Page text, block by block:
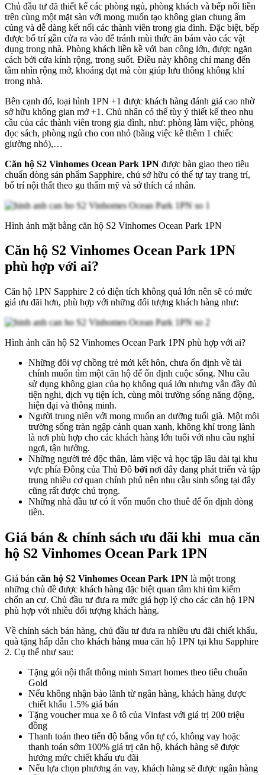
Chủ đầu tư đã thiết kế các phòng ngủ, phòng khách và bếp nối liền
trên cùng một mặt sàn với mong muốn tạo không gian chung ấm
cúng và dễ dàng kết nối các thành viên trong gia đình. Đặc biệt, bếp
được bố trí gần cửa ra vào để tránh mùi thức ăn bám vào các vật
dụng trong nhà. Phòng khách liền kề với ban công lớn, được ngăn
cách bởi cửa kính rộng, trong suốt. Điều này không chỉ mang đến
tầm nhìn rộng mở, khoáng đạt mà còn giúp lưu thông không khí
trong nhà.
Bên cạnh đó, loại hình 1PN +1 được khách hàng đánh giá cao nhờ
sở hữu không gian mở +1. Chủ nhân có thể tùy ý thiết kế theo nhu
cầu của các thành viên trong gia đình, như: phòng làm việc, phòng
đọc sách, phòng ngủ cho con nhỏ (bằng việc kê thêm 1 chiếc
giường nhỏ),…
Căn hộ S2 Vinhomes Ocean Park 1PN được bàn giao theo tiêu
chuẩn dòng sản phẩm Sapphire, chủ sở hữu có thể tự tay trang trí,
bố trí nội thất theo gu thẩm mỹ và sở thích cá nhân.
Hình ảnh mặt bằng căn hộ S2 Vinhomes Ocean Park 1PN
Căn hộ S2 Vinhomes Ocean Park 1PN
phù hợp với ai?
Căn hộ 1PN Sapphire 2 có diện tích không quá lớn nên sẽ có mức
giá ưu đãi hơn, phù hợp với những đối tượng khách hàng như:
Hình ảnh căn hộ S2 Vinhomes Ocean Park 1PN phù hợp với ai?
Những đôi vợ chồng trẻ mới kết hôn, chưa ổn định về tài
chính muốn tìm một căn hộ để ổn định cuộc sống. Nhu cầu
sử dụng không gian của họ không quá lớn nhưng vẫn đầy đủ
tiện nghi, dịch vụ tiện ích, cùng môi trường sống năng động,
hiện đại và thông minh.
Người trung niên với mong muốn an dưỡng tuổi già. Một môi
trường sống tràn ngập cảnh quan xanh, không khí trong lành
là nơi phù hợp cho các khách hàng lớn tuổi với nhu cầu nghỉ
ngơi, tận hưởng.
Những người trẻ độc thân, làm việc và học tập lâu dài tại khu
vực phía Đông của Thủ Đô bởi nơi đây đang phát triển và tập
trung nhiều cơ quan chính phủ nên nhu cầu sinh sống tại đây
cũng rất được chú trọng.
Những nhà đầu tư có ít vốn muốn cho thuê để ổn định dòng
tiền.
Giá bán & chính sách ưu đãi khi mua căn
hộ S2 Vinhomes Ocean Park 1PN
Giá bán căn hộ S2 Vinhomes Ocean Park 1PN là một trong
những chủ đề được khách hàng đặc biệt quan tâm khi tìm kiếm
chốn an cư. Chủ đầu tư đưa ra mức giá hợp lý cho các căn hộ 1PN
phù hợp với nhiều đối tượng khách hàng.
Về chính sách bán hàng, chủ đầu tư đưa ra nhiều ưu đãi chiết khấu,
quà tặng hấp dẫn cho khách hàng mua căn hộ 1PN tại khu Sapphire
2. Cụ thể như sau:
Tặng gói nội thất thông minh Smart homes theo tiêu chuẩn
Gold
Nếu không nhận bảo lãnh từ ngân hàng, khách hàng được
chiết khấu 1.5% giá bán
Tặng voucher mua xe ô tô của Vinfast với giá trị 200 triệu
đồng
Thanh toán theo tiến độ bằng vốn tự có, không vay hoặc
thanh toán sớm 100% giá trị căn hộ, khách hàng sẽ được
hưởng mức chiết khấu ưu đãi
Nếu lựa chọn phương án vay, khách hàng sẽ được ngân hàng